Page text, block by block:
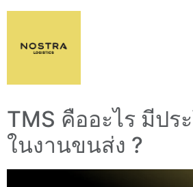
TMS คืออะไร มีปร
ในงานขนส่ง ?